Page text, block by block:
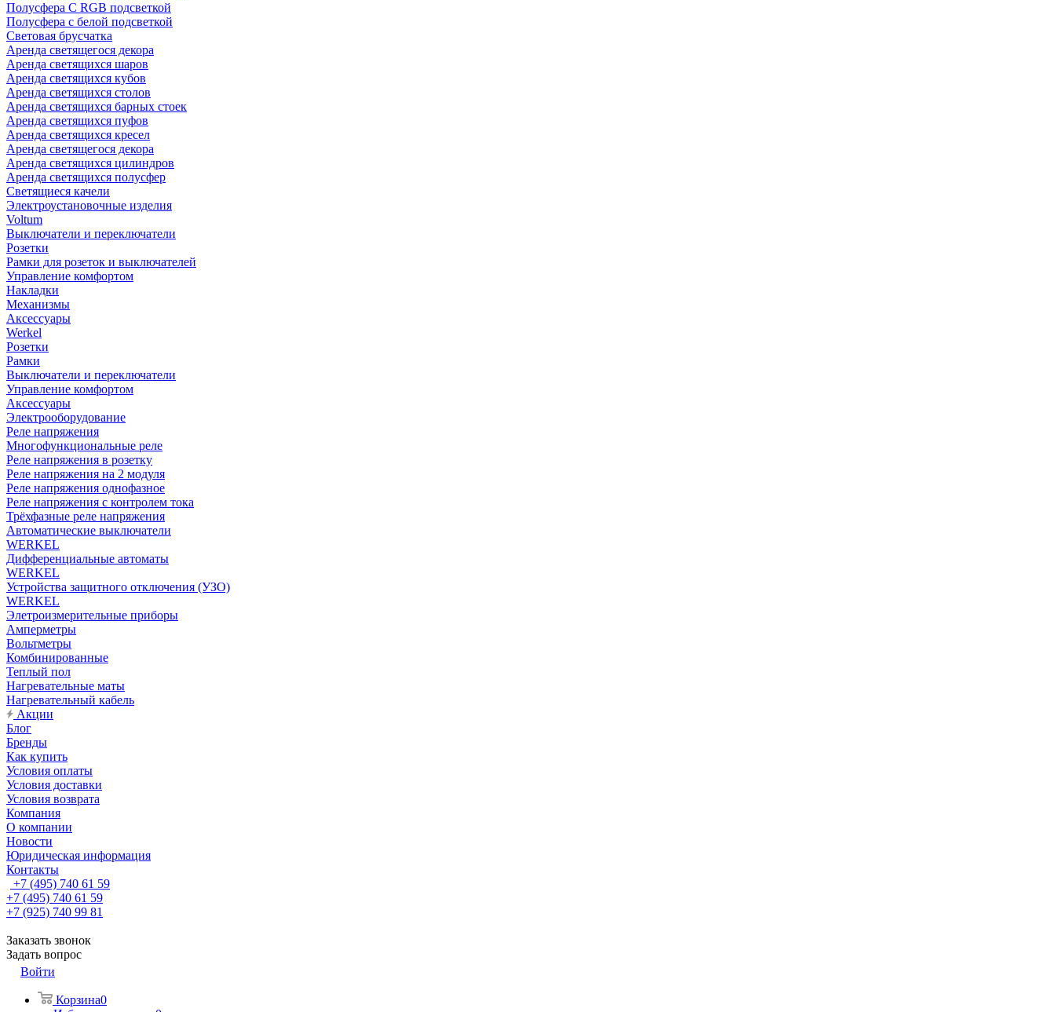
Полусфера С RGB подсветкой
Полусфера с белой подсветкой
Световая брусчатка
Аренда светящегося декора
Аренда светящихся шаров
Аренда светящихся кубов
Аренда светящихся столов
Аренда светящихся барных стоек
Аренда светящихся пуфов
Аренда светящихся кресел
Аренда светящегося декора
Аренда светящихся цилиндров
Аренда светящихся полусфер
Светящиеся качели
Электроустановочные изделия
Voltum
Выключатели и переключатели
Розетки
Рамки для розеток и выключателей
Управление комфортом
Накладки
Механизмы
Аксессуары
Werkel
Розетки
Рамки
Выключатели и переключатели
Управление комфортом
Аксессуары
Электрооборудование
Реле напряжения
Многофункциональные реле
Реле напряжения в розетку
Реле напряжения на 2 модуля
Реле напряжения однофазное
Реле напряжения с контролем тока
Трёхфазные реле напряжения
Автоматические выключатели
WERKEL
Дифференциальные автоматы
WERKEL
Устройства защитного отключения (УЗО)
WERKEL
Элетроизмерительные приборы
Амперметры
Вольтметры
Комбинированные
Теплый пол
Нагревательные маты
Нагревательный кабель
Акции
Блог
Бренды
Как купить
Условия оплаты
Условия доставки
Условия возврата
Компания
О компании
Новости
Юридическая информация
Контакты
+7 (495) 740 61 59
+7 (495) 740 61 59
+7 (925) 740 99 81
Заказать звонок
Задать вопрос
Войти
Корзина0